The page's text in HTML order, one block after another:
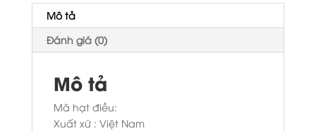
Mô tả
Đánh giá (0)
Mô tả
Mã hạt điều:
Xuất xứ : Việt Nam